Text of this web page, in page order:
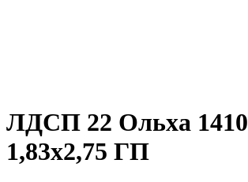
ЛДСП 22 Ольха 1410
1,83х2,75 ГП